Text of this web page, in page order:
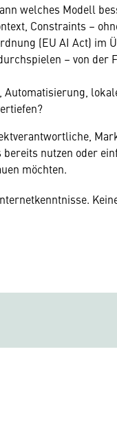
welches Modell
Constraints –
(EU AI Act) im
– von der
Automatisierung,
nutzen oder
möchten.